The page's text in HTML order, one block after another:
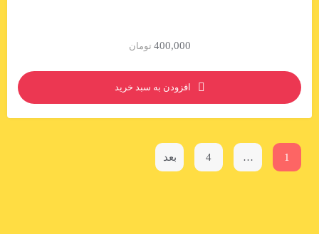
تومان 400,000
افزودن به سبد خرید
… بعد